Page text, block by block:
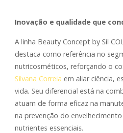
Inovação e qualidade que
A linha Beauty Concept by Sil
destaca como referência no
nutricosméticos, reforçando o
Silvana Correia em aliar ciência,
vida. Seu diferencial está na
atuam de forma eficaz na
na prevenção do
nutrientes essenciais.